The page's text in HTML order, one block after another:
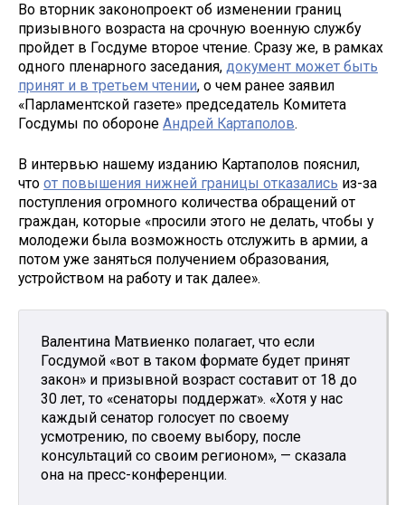
Во вторник законопроект об изменении границ
призывного возраста на срочную военную службу
пройдет в Госдуме второе чтение. Сразу же, в рамках
одного пленарного заседания, документ может быть
принят и в третьем чтении, о чем ранее заявил
«Парламентской газете» председатель Комитета
Госдумы по обороне Андрей Картаполов.
В интервью нашему изданию Картаполов пояснил,
что от повышения нижней границы отказались из-за
поступления огромного количества обращений от
граждан, которые «просили этого не делать, чтобы у
молодежи была возможность отслужить в армии, а
потом уже заняться получением образования,
устройством на работу и так далее».
Валентина Матвиенко полагает, что если
Госдумой «вот в таком формате будет принят
закон» и призывной возраст составит от 18 до
30 лет, то «сенаторы поддержат». «Хотя у нас
каждый сенатор голосует по своему
усмотрению, по своему выбору, после
консультаций со своим регионом», — сказала
она на пресс-конференции.